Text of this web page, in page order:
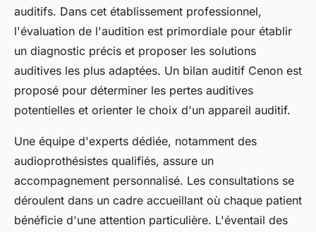
auditifs. Dans cet établissement professionnel,
l'évaluation de l'audition est primordiale pour établir
un diagnostic précis et proposer les solutions
auditives les plus adaptées. Un bilan auditif Cenon est
proposé pour déterminer les pertes auditives
potentielles et orienter le choix d'un appareil auditif.
Une équipe d'experts dédiée, notamment des
audioprothésistes qualifiés, assure un
accompagnement personnalisé. Les consultations se
déroulent dans un cadre accueillant où chaque patient
bénéficie d'une attention particulière. L'éventail des